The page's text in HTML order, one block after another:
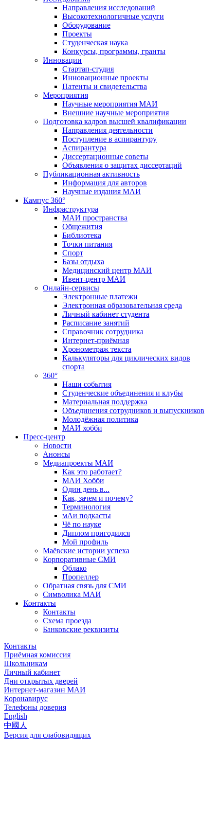
Направления исследований
Высокотехнологичные услуги
Оборудование
Проекты
Студенческая наука
Конкурсы, программы, гранты
Инновации
Стартап-студия
Инновационные проекты
Патенты и свидетельства
Мероприятия
Научные мероприятия МАИ
Внешние научные мероприятия
Подготовка кадров высшей квалификации
Направления деятельности
Поступление в аспирантуру
Аспирантура
Диссертационные советы
Объявления о защитах диссертаций
Публикационная активность
Информация для авторов
Научные издания МАИ
Кампус 360°
Инфраструктура
МАИ пространства
Общежития
Библиотека
Точки питания
Спорт
Базы отдыха
Медицинский центр МАИ
Ивент-центр МАИ
Онлайн-сервисы
Электронные платежи
Электронная образовательная среда
Личный кабинет студента
Расписание занятий
Справочник сотрудника
Интернет-приёмная
Хронометраж текста
Калькуляторы для циклических видов
спорта
360°
Наши события
Студенческие объединения и клубы
Материальная поддержка
Объединения сотрудников и выпускников
Молодёжная политика
МАИ хобби
Пресс-центр
Новости
Анонсы
Медиапроекты МАИ
Как это работает?
МАИ Хобби
Один день в...
Как, зачем и почему?
Терминология
мАи подкасты
Чё по науке
Диплом пригодился
Мой профиль
Маёвские истории успеха
Корпоративные СМИ
Облако
Пропеллер
Обратная связь для СМИ
Символика МАИ
Контакты
Контакты
Схема проезда
Банковские реквизиты
Контакты
Приёмная комиссия
Школьникам
Личный кабинет
Дни открытых дверей
Интернет-магазин МАИ
Коронавирус
Телефоны доверия
English
中國人
Версия для слабовидящих